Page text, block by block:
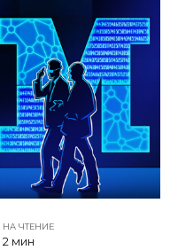
НА ЧТЕНИЕ
2 мин